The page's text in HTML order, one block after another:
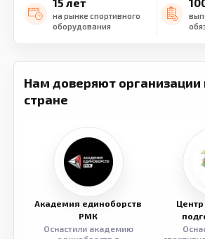
на рынке спортивного
оборудования
Нам доверяют организации
стране
Академия единоборств
РМК
Оснастили академию